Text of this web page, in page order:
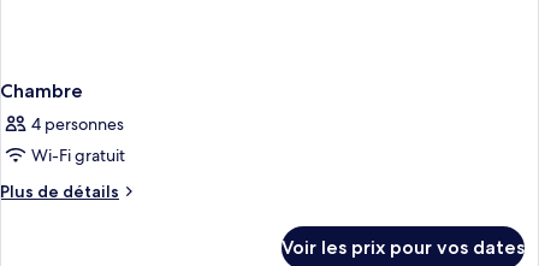
Chambre
4 personnes
Wi-Fi gratuit
Plus de détails
Plus
Voir les prix pour vos dates